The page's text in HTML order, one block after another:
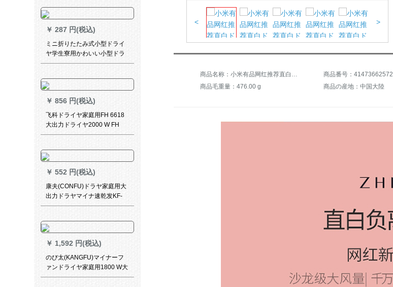
通版2000 Wストトラックトラ
ックトラックトラックトラッ
ク
￥ 287 円(税込)
ミニ折りたたみ式小型ドライ
ヤ学生寮用かわいい小型ドラ
イヤ携帯帯型けがしないで
￥ 856 円(税込)
飞科ドライヤ家庭用FH 6618
大出力ドライヤ2000 W FH
6618ドライヤ+ストライト
￥ 552 円(税込)
康夫(CONFU)ドラヤ家庭用大
出力ドラヤマイナ速乾发KF-
3128 2200 W
￥ 1,592 円(税込)
のび太(KANGFU)マイナーフ
ァンドライヤ家庭用1800 W大
出力速乾温風恒温
< >
商品名称：小米有品网红推荐直白ドラヤマシン家庭用恒温マイナイオン大出力速乾冷热风ドライヤーアップグレードモデルHL 311ピンク 商品番号：41473662572
商品毛重量：476.00 g
商品の産地：中国大陸